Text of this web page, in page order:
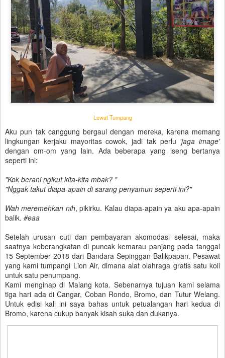
Lewat Tumpang
Aku pun tak canggung bergaul dengan mereka, karena memang
lingkungan kerjaku mayoritas cowok, jadi tak perlu 'jaga image'
dengan om-om yang lain. Ada beberapa yang iseng bertanya
seperti ini:
"Kok berani ngikut kita-kita mbak? "
"Nggak takut diapa-apain di sarang penyamun seperti ini?"
Wah meremehkan nih, pikirku. Kalau diapa-apain ya aku apa-apain
balik. #eaa
Setelah urusan cuti dan pembayaran akomodasi selesai, maka
saatnya keberangkatan di puncak kemarau panjang pada tanggal
15 September 2018 dari Bandara Sepinggan Balikpapan. Pesawat
yang kami tumpangi Lion Air, dimana alat olahraga gratis satu koli
untuk satu penumpang.
Kami menginap di Malang kota. Sebenarnya tujuan kami selama
tiga hari ada di Cangar, Coban Rondo, Bromo, dan Tutur Welang.
Untuk edisi kali ini saya bahas untuk petualangan hari kedua di
Bromo, karena cukup banyak kisah suka dan dukanya.